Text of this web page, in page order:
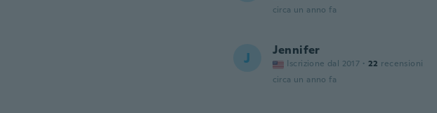
circa un anno fa
J Jennifer
Iscrizione dal 2017 · 22 recensioni
circa un anno fa